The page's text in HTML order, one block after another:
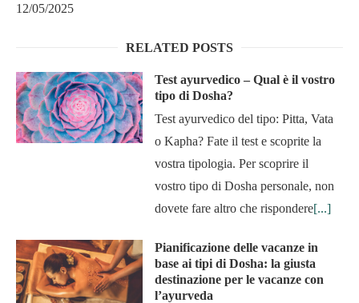
12/05/2025
RELATED POSTS
Test ayurvedico – Qual è il vostro
tipo di Dosha?
Test ayurvedico del tipo: Pitta, Vata
o Kapha? Fate il test e scoprite la
vostra tipologia. Per scoprire il
vostro tipo di Dosha personale, non
dovete fare altro che rispondere[...]
Pianificazione delle vacanze in
base ai tipi di Dosha: la giusta
destinazione per le vacanze con
l’ayurveda